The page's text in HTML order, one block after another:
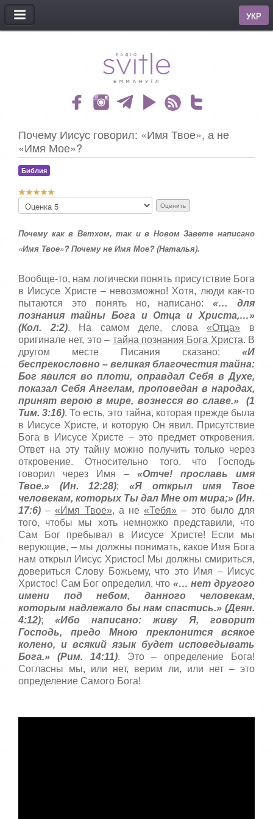
МЕНЮ
УКР
Почему Иисус говорил: «Имя Твое», а не
«Имя Мое»?
Библия
Р
й
и
н
:
5
/
5
о
а
л
с
т
а
,
о
ц
е
н
и
т
е
Почему как в Ветхом, так и в Новом Завете написано
«Имя Твое»? Почему не Имя Мое? (Наталья).
Вообще-то, нам логически понять присутствие Бога
в Иисусе Христе – невозможно! Хотя, люди как-то
пытаются это понять но, написано:«… для
познания тайны Бога и Отца и Христа,…»
(Кол. 2:2). На самом деле, слова«Отца» в
оригинале нет, это – тайна познания Бога Христа. В
другом месте Писания сказано: «И
беспрекословно – великая благочестия тайна:
Бог явился во плоти, оправдал Себя в Духе,
показал Себя Ангелам, проповедан в народах,
принят верою в мире, вознесся во славе.» (1
Тим. 3:16). То есть, это тайна, которая прежде была
в Иисусе Христе, и которую Он явил. Присутствие
Бога в Иисусе Христе – это предмет откровения.
Ответ на эту тайну можно получить только через
откровение. Относительно того, что Господь
говорил через Имя – «Отче! прославь имя
Твое.» (Ин. 12:28);«Я открыл имя Твое
человекам, которых Ты дал Мне от мира;» (Ин.
17:6) –«Имя Твое», а не«Тебя» – это было для
того, чтобы мы хоть немножко представили, что
Сам Бог пребывал в Иисусе Христе! Если мы
верующие, – мы должны понимать, какое Имя Бога
нам открыл Иисус Христос! Мы должны смириться,
довериться Слову Божьему, что это Имя – Иисус
Христос! Сам Бог определил, что «… нет другого
имени под небом, данного человекам,
которым надлежало бы нам спастись.» (Деян.
4:12); «Ибо написано: живу Я, говорит
Господь, предо Мною преклонится всякое
колено, и всякий язык будет исповедывать
Бога.» (Рим. 14:11). Это – определение Бога!
Согласны мы, или нет, верим ли, или нет – это
определение Самого Бога!